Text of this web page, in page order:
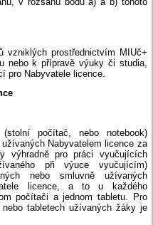
vzniklých prostřednictvím MIUč+
k přípravě výuky či studia,
pro Nabyvatele licence.
počítač, nebo notebook)
Nabyvatelem licence za
výhradně pro práci vyučujících
při výuce vyučujícím)
nebo smluvně užívaných
licence, a to u každého
počítači a jednom tabletu. Pro
tabletech užívaných žáky je